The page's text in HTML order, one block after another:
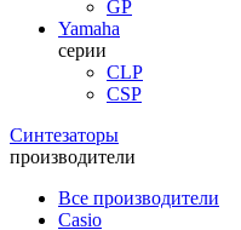
GP
Yamaha
серии
CLP
CSP
Синтезаторы
производители
Все производители
Casio